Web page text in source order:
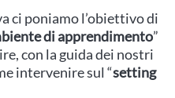
ci poniamo l’obiettivo di
di apprendimento”
con la guida dei nostri
intervenire sul “setting